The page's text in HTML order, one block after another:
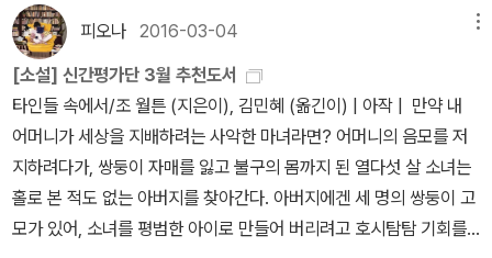
발하고 어떻게 전개될지 전혀 모르지만 읽고 나면 모두 좋다. 한 작품
식 야금야금 읽고 있는데, 부차티의 다른 책들도 쟁여놓고 싶은 심정
이다.코맥 매카시와 부코스키의 책들은 눈에 들어오는 족족 컬렉션하
는지라, 내게 없는 책이 언제 눈에 띄는지가 문제인데, 우주점 검색하
다가 <신의 아이>가 있길래 바로 구매했다. 부코스키 책들은 종종 알
라딘 신촌점에 출몰하는데, 내 부코스키 책들은 모두 신촌점에서 구
매한 책들이다. 물론 저 부코스키 책들 중 아직 한 권도 읽은 책은 없
다. ^^;;<신의 아이>는 1부 끝나고 2부 읽고 있는 중인데, 1부에 비해
주 치밀하게 묘사함으로써 일상의 비일상성, 즉 일상이 가진 가치를
발견한다. 서양 문학의 변방에서 서양 문학의 중심을 '침공'한 작품,
바로 노르웨이 작가 칼 오베 크나우스고르의 <나의 투쟁>이다.-알라
딘 책소개 <하자르 사전>의 뒤를 잇는 밀로라드 파비치의 대표작.
소설은 그리스 신화 헤로와 레안드로스의 전설과 베오그라드를 배경
으로 두 연인의 이야기가 나란히 펼쳐진다. 헤로와 레안드로스로 구
성된 두 개의 이야기는 각각 독립되어 있기 때문에 그 중 어느 것을 먼
저 읽어도 상관없다. 헤로의 이야기는 20세기 초 베오그라드와 프라
의 유대가 붕괴되면서 심각하게 정체성의 혼란을 겪는 존재들이다.
나는 이 훼손된 존재들을 통해 새로운 유사 가족의 형태와 그 연대의
가능성을 모색해보고 싶었다. 이는 삶의 생태 복원이라는 나의 문학
적 지향과도 맞물리는 것이었다. (작가의 한 마디) 와인즈버그, 오하
이오 / 셔우드 앤더슨윤대녕의 소설과 느낌이 비슷한 표지.미국 현대
단편문학의 아버지라 불리는 앤더슨의 대표작이다. 20세기 미국 문
학강의에서 《위대한 개츠비》와 더불어 가장 많이 읽히는 작품이라 한
다. 헤밍웨이의 하드보일드 문체에 직접적인 영향을 주었으며, 포크
피오나 2016-03-04
[소설] 신간평가단 3월 추천도서
타인들 속에서/조 월튼 (지은이), 김민혜 (옮긴이) | 아작 | 만약 내
어머니가 세상을 지배하려는 사악한 마녀라면? 어머니의 음모를 저
지하려다가, 쌍둥이 자매를 잃고 불구의 몸까지 된 열다섯 살 소녀는
홀로 본 적도 없는 아버지를 찾아간다. 아버지에겐 세 명의 쌍둥이 고
모가 있어, 소녀를 평범한 아이로 만들어 버리려고 호시탐탐 기회를